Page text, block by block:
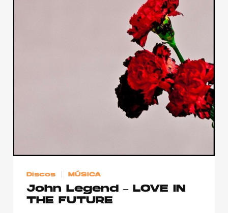
Discos MÚSICA
John Legend – LOVE IN
THE FUTURE